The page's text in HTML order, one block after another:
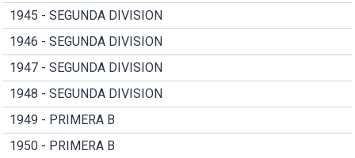
1945 - SEGUNDA DIVISION
1946 - SEGUNDA DIVISION
1947 - SEGUNDA DIVISION
1948 - SEGUNDA DIVISION
1949 - PRIMERA B
1950 - PRIMERA B